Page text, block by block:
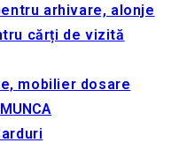
arhivare, alonje
cărți de vizită
mobilier dosare